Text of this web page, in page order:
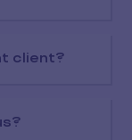
client?